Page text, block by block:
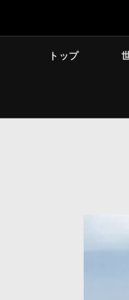
トップ